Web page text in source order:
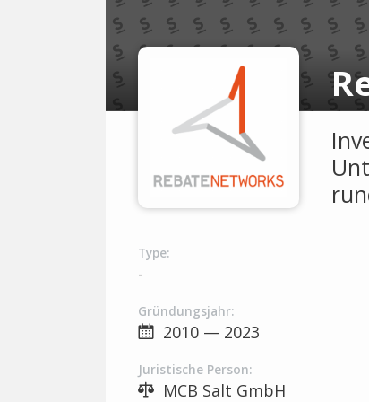
Type:
-
Gründungsjahr:
2010 — 2023
Juristische Person:
MCB Salt GmbH